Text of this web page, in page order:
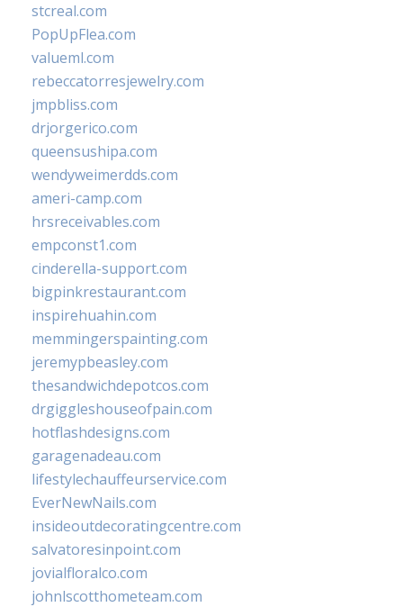
stcreal.com
PopUpFlea.com
valueml.com
rebeccatorresjewelry.com
jmpbliss.com
drjorgerico.com
queensushipa.com
wendyweimerdds.com
ameri-camp.com
hrsreceivables.com
empconst1.com
cinderella-support.com
bigpinkrestaurant.com
inspirehuahin.com
memmingerspainting.com
jeremypbeasley.com
thesandwichdepotcos.com
drgiggleshouseofpain.com
hotflashdesigns.com
garagenadeau.com
lifestylechauffeurservice.com
EverNewNails.com
insideoutdecoratingcentre.com
salvatoresinpoint.com
jovialfloralco.com
johnlscotthometeam.com